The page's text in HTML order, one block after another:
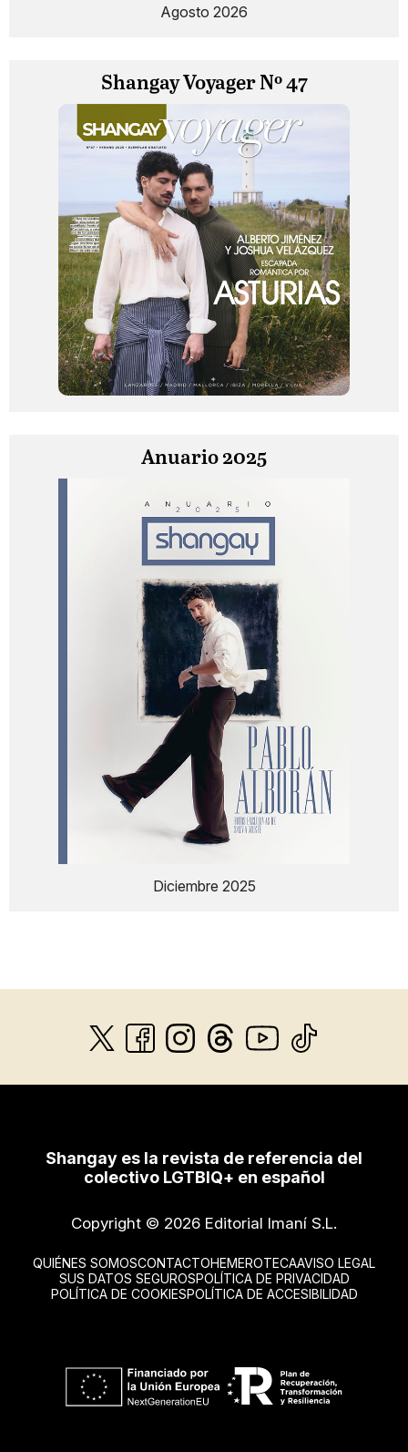
Agosto 2026
Shangay Voyager Nº 47
Anuario 2025
Diciembre 2025
Shangay es la revista de referencia del
colectivo LGTBIQ+ en español
Copyright © 2026 Editorial Imaní S.L.
QUIÉNES SOMOSCONTACTOHEMEROTECAAVISO LEGAL
SUS DATOS SEGUROSPOLÍTICA DE PRIVACIDAD
POLÍTICA DE COOKIESPOLÍTICA DE ACCESIBILIDAD